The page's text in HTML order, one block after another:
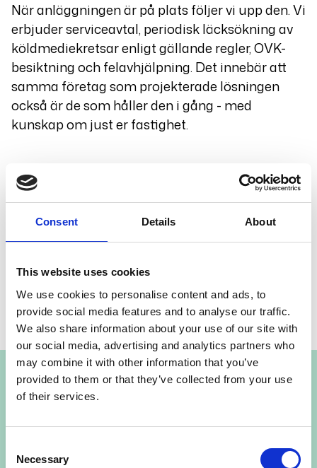
Consent Details About
This website uses cookies
We use cookies to personalise content and ads, to
provide social media features and to analyse our traffic.
We also share information about your use of our site with
our social media, advertising and analytics partners who
may combine it with other information that you’ve
provided to them or that they’ve collected from your use
of their services.
Selection
Necessary
När anläggningen är på plats följer vi upp den. Vi
erbjuder serviceavtal, periodisk läcksökning av
köldmediekretsar enligt gällande regler, OVK-
besiktning och felavhjälpning. Det innebär att
samma företag som projekterade lösningen
också är de som håller den i gång - med
kunskap om just er fastighet.
Läs om serviceavtal
Kontakta mig så får du hjälp
Funderar ni på en ny värme- eller kyllösning,
eller behöver ni se över en befintlig anläggning?
Hör av er för ett platsbesök, så börjar vi med att